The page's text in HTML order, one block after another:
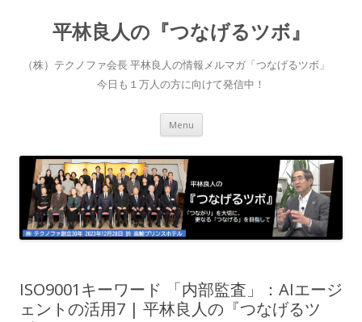
平林良人の『つなげるツボ』
（株）テクノファ会長 平林良人の情報メルマガ「つなげるツボ」
今日も１万人の方に向けて発信中！
Menu Skip to content
ISO9001キーワード 「内部監査」：AIエージ
ェントの活用7 | 平林良人の『つなげるツ